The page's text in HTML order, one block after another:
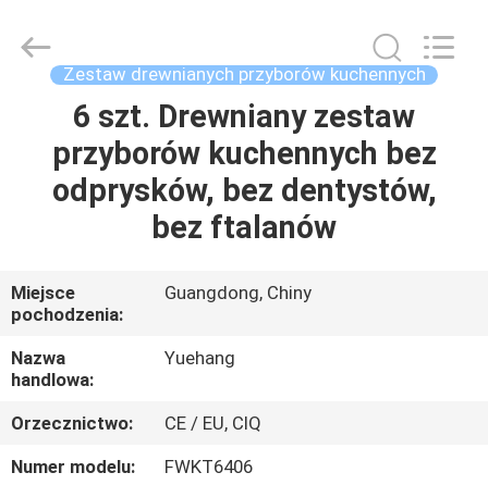
PRODUKTY
NAS
WYCIECZKA
PO
FABRYCE
dostawca.
Copyright
Zestaw drewnianych przyborów kuchennych
6 szt. Drewniany zestaw
przyborów kuchennych bez
odprysków, bez dentystów,
bez ftalanów
Miejsce
pochodzenia:
Guangdong, Chiny
Nazwa
handlowa:
Yuehang
Orzecznictwo:
CE / EU, CIQ
Numer modelu:
FWKT6406